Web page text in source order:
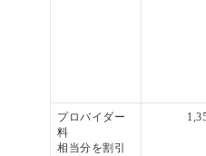
プロバイダー
料
相当分を割引